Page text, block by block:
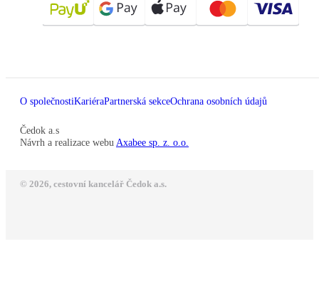
O společnostiKariéraPartnerská sekceOchrana osobních údajů
Čedok a.s
Návrh a realizace webu Axabee sp. z. o.o.
© 2026, cestovní kancelář Čedok a.s.